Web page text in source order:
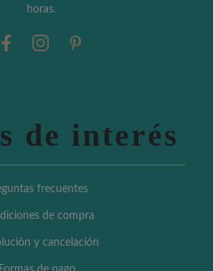
horas.
de interés
frecuentes
de compra
y cancelación